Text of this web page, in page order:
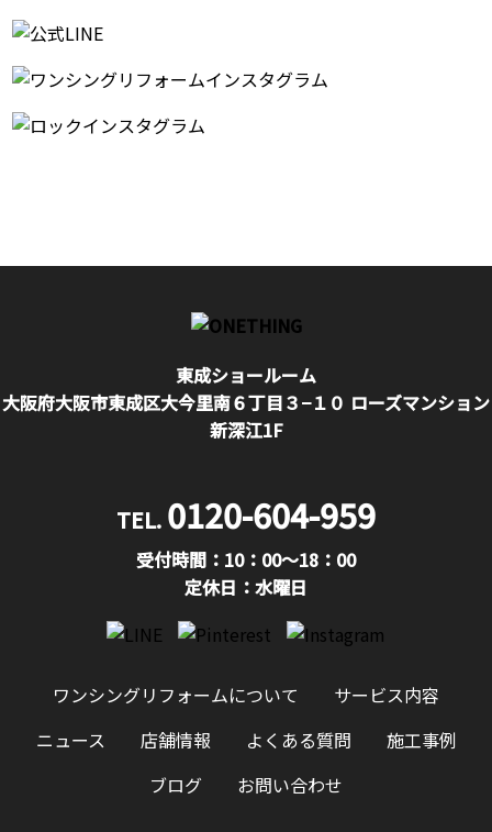
東成ショールーム
大阪府大阪市東成区大今里南６丁目３−１０ ローズマンション
新深江1F
TEL. 0120-604-959
受付時間：10：00〜18：00
定休日：水曜日
ワンシングリフォームについて
サービス内容
ニュース
店舗情報 よくある質問
施工事例
ブログ
お問い合わせ